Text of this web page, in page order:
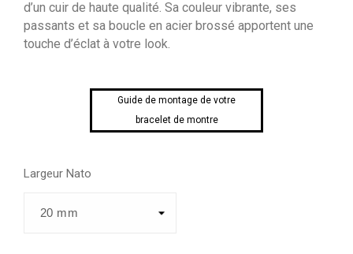
d’un cuir de haute qualité. Sa couleur vibrante, ses
passants et sa boucle en acier brossé apportent une
touche d’éclat à votre look.
Guide de montage de votre
bracelet de montre
Largeur Nato